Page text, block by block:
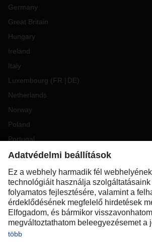
Germany
Great Britain
Hungary
Ireland
Italy
Luxembourg (FR DE)
Netherlands
Norway
Poland
Portugal
Romania
Slovakia
Spain
Sweden
Switzerland( DE FR)
Turkey